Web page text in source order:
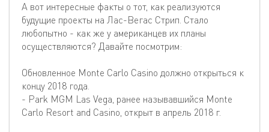
А вот интересные факты о тот, как реализуются
будущие проекты на Лас-Вегас Стрип. Стало
любопытно - как же у американцев их планы
осуществляются? Давайте посмотрим:
Обновленное Monte Carlo Casino должно открыться к
концу 2018 года.
- Park MGM Las Vega, ранее называвшийся Monte
Carlo Resort and Casino, открыт в апрель 2018 г.